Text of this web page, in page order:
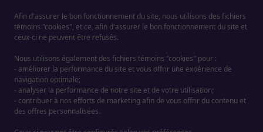
Informations sur le droit d'auteur
2026 © Ligne à rabais - Tous droits réservés
Conception web
Afin d'assurer le bon fonctionnement du site, nous utilisons des fichiers
témoins "cookies", et ce, afin d'assurer le bon fonctionnement du site et
ceux-ci ne peuvent être refusés.
Nous utilisons également des fichiers témoins "cookies" pour :
- améliorer la performance du site et vous offrir une expérience de
navigation optimale;
- analyser la performance de notre site et de votre utilisation;
- contribuer à nos efforts de marketing afin de vous offrir du contenu et
des offres personnalisées.